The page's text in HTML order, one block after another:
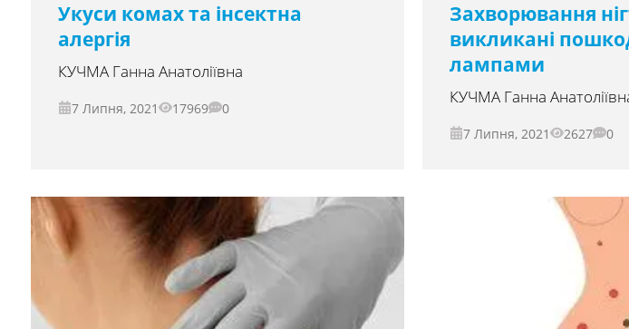
Укуси комах та інсектна
алергія
КУЧМА Ганна Анатоліївна
7 Липня, 2021 17969 0
Захворювання
викликані
лампами
КУЧМА Ганна
7 Липня, 2021 2627 0